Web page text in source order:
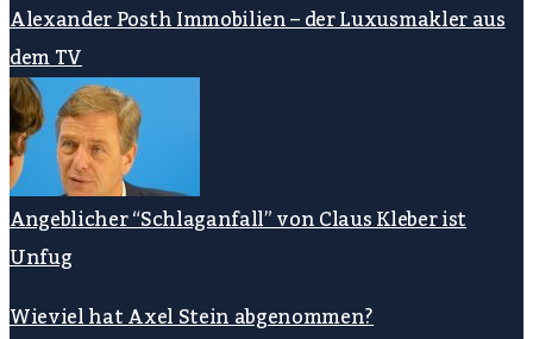
Alexander Posth Immobilien – der Luxusmakler aus
dem TV
Angeblicher “Schlaganfall” von Claus Kleber ist
Unfug
Wieviel hat Axel Stein abgenommen?